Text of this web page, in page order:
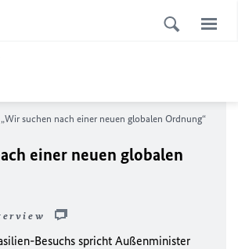
„Wir suchen nach einer neuen globalen Ordnung“
einer neuen globalen
Besuchs spricht Außenminister